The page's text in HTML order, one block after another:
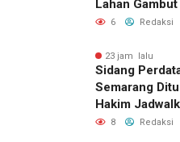
Lahan
Permukiman
6 Redaksi
23 jam lalu
Sidang
Semarang
Hakim
Pemanggilan
8 Redaksi